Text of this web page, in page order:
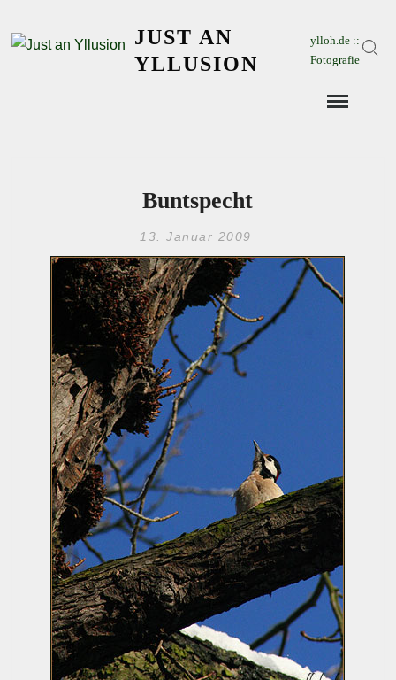
JUST AN
YLLUSION
ylloh.de ::
Fotografie
Buntspecht
13. Januar 2009